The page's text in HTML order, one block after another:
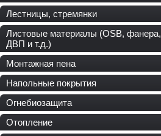
Лестницы, стремянки
Листовые материалы (OSB, фанера,
ДВП и т.д.)
Монтажная пена
Напольные покрытия
Огнебиозащита
Отопление